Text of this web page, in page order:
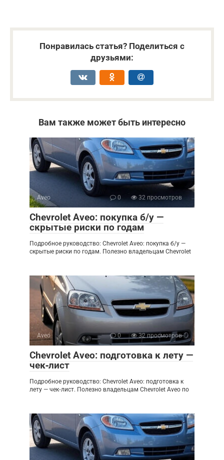
Понравилась статья? Поделиться с
друзьями:
Вам также может быть интересно
Aveo 0 32 просмотров
Chevrolet Aveo: покупка б/у —
скрытые риски по годам
Подробное руководство: Chevrolet Aveo: покупка б/у —
скрытые риски по годам. Полезно владельцам Chevrolet
Aveo 0 32 просмотров
Chevrolet Aveo: подготовка к лету —
чек‑лист
Подробное руководство: Chevrolet Aveo: подготовка к
лету — чек‑лист. Полезно владельцам Chevrolet Aveo по